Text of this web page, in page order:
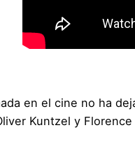
en el cine no ha
Kuntzel y